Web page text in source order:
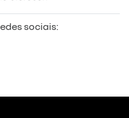
sociais: